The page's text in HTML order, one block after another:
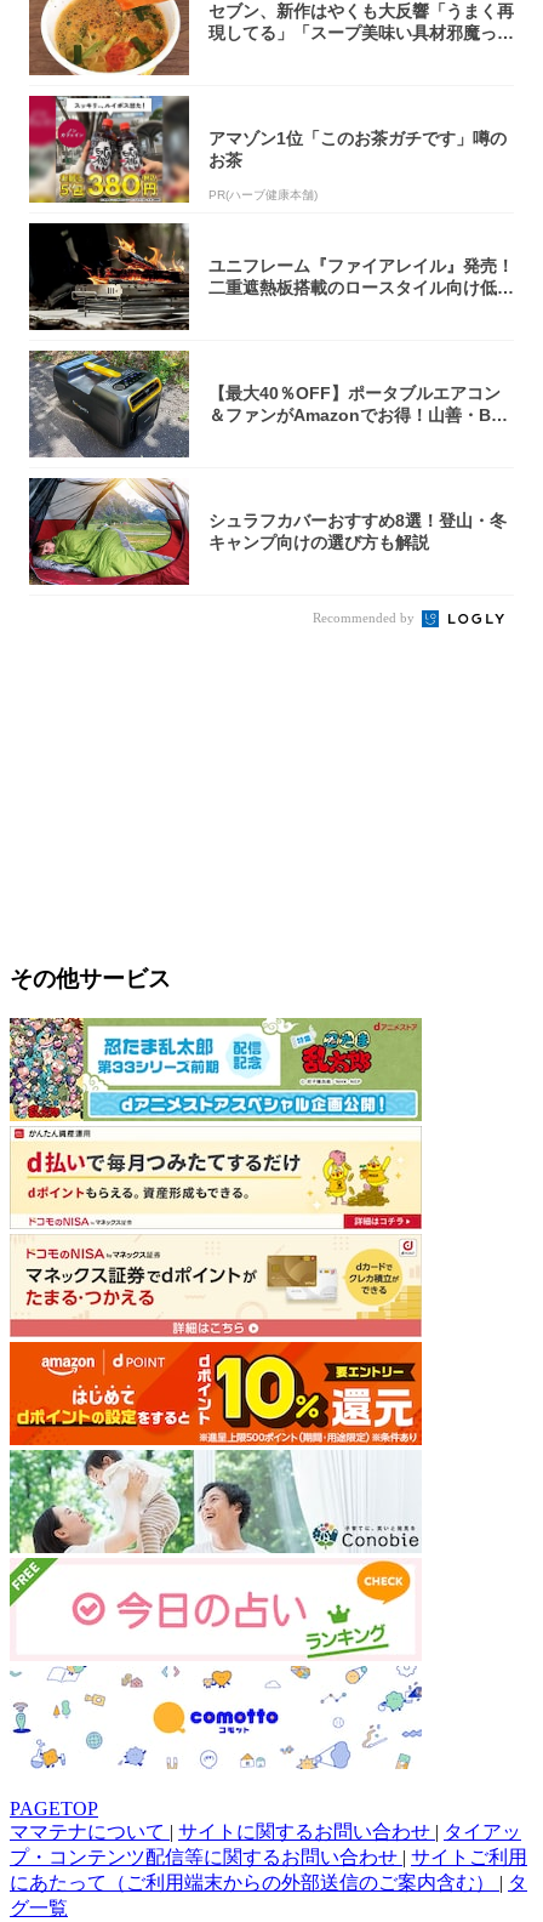
セブン、新作はやくも大反響「うまく再
現してる」「スープ美味い具材邪魔って
アマゾン1位「このお茶ガチです」噂の
お茶
PR(ハーブ健康本舗)
ユニフレーム『ファイアレイル』発売！
二重遮熱板搭載のロースタイル向け低型
【最大40％OFF】ポータブルエアコン
＆ファンがAmazonでお得！山善・Bo
シュラフカバーおすすめ8選！登山・冬
キャンプ向けの選び方も解説
Recommended by
その他サービス
PAGETOP
ママテナについて | サイトに関するお問い合わせ | タイアッ
プ・コンテンツ配信等に関するお問い合わせ | サイトご利用
にあたって（ご利用端末からの外部送信のご案内含む） | タ
グ一覧